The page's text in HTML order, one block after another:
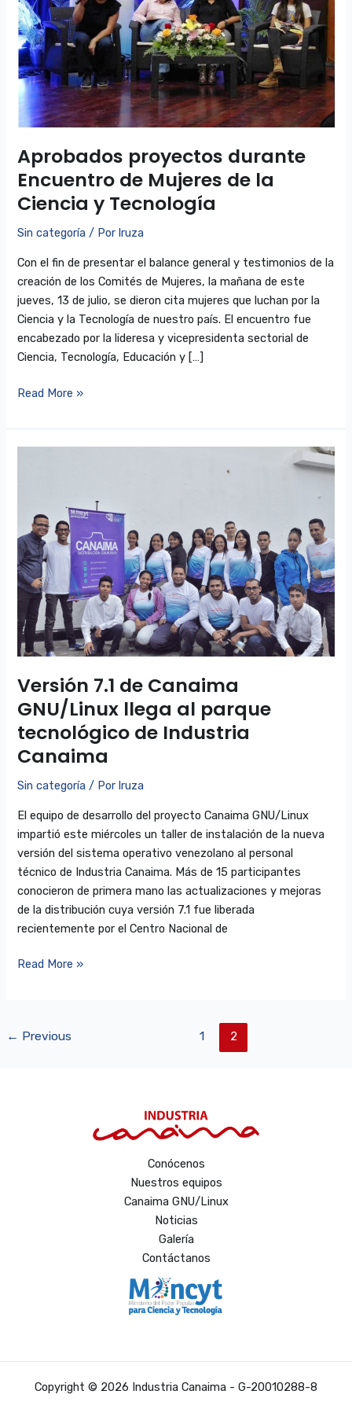
Aprobados proyectos durante
Encuentro de Mujeres de la
Ciencia y Tecnología
Sin categoría / Porlruza
Con el fin de presentar el balance general y testimonios de la
creación de los Comités de Mujeres, la mañana de este
jueves, 13 de julio, se dieron cita mujeres que luchan por la
Ciencia y la Tecnología de nuestro país. El encuentro fue
encabezado por la lideresa y vicepresidenta sectorial de
Ciencia, Tecnología, Educación y […]
Mujeres
de
la
Ciencia
y
Tecnología
Read More »
Versión 7.1 de Canaima
GNU/Linux llega al parque
tecnológico de Industria
Canaima
Sin categoría / Porlruza
El equipo de desarrollo del proyecto Canaima GNU/Linux
impartió este miércoles un taller de instalación de la nueva
versión del sistema operativo venezolano al personal
técnico de Industria Canaima. Más de 15 participantes
conocieron de primera mano las actualizaciones y mejoras
de la distribución cuya versión 7.1 fue liberada
recientemente por el Centro Nacional de
Canaima
GNU/Linux
llega
al
parque
tecnológico
de
Industria
Read More »
← Previous 1 2
Conócenos
Nuestros equipos
Canaima GNU/Linux
Noticias
Galería
Contáctanos
Copyright © 2026 Industria Canaima - G-20010288-8